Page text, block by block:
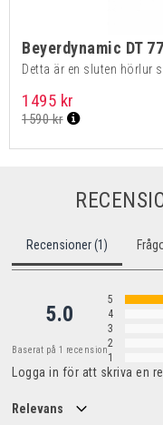
Beyerdynamic DT
Detta är en sluten hörlur
1495 kr
1590 kr
Recensioner (1)
5.0
Baserat på 1 recension
5
4
3
2
1
Logga in för att skriva en
Relevans